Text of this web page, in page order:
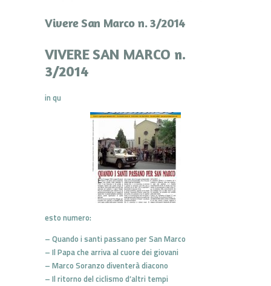
Vivere San Marco n. 3/2014
VIVERE SAN MARCO n.
3/2014
in qu
esto numero:
– Quando i santi passano per San Marco
– Il Papa che arriva al cuore dei giovani
– Marco Soranzo diventerà diacono
– Il ritorno del ciclismo d’altri tempi